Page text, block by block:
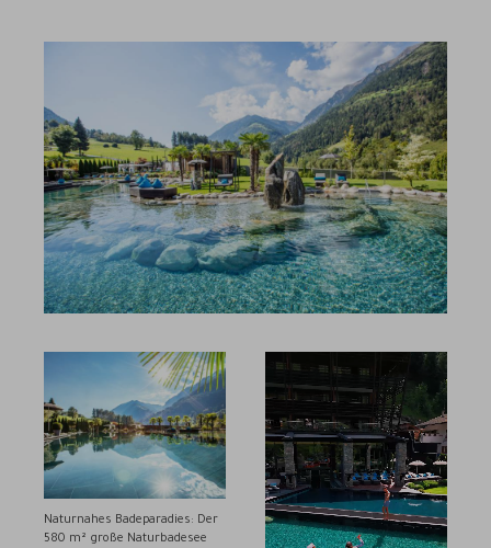
Naturnahes Badeparadies: Der
580 m² große Naturbadesee